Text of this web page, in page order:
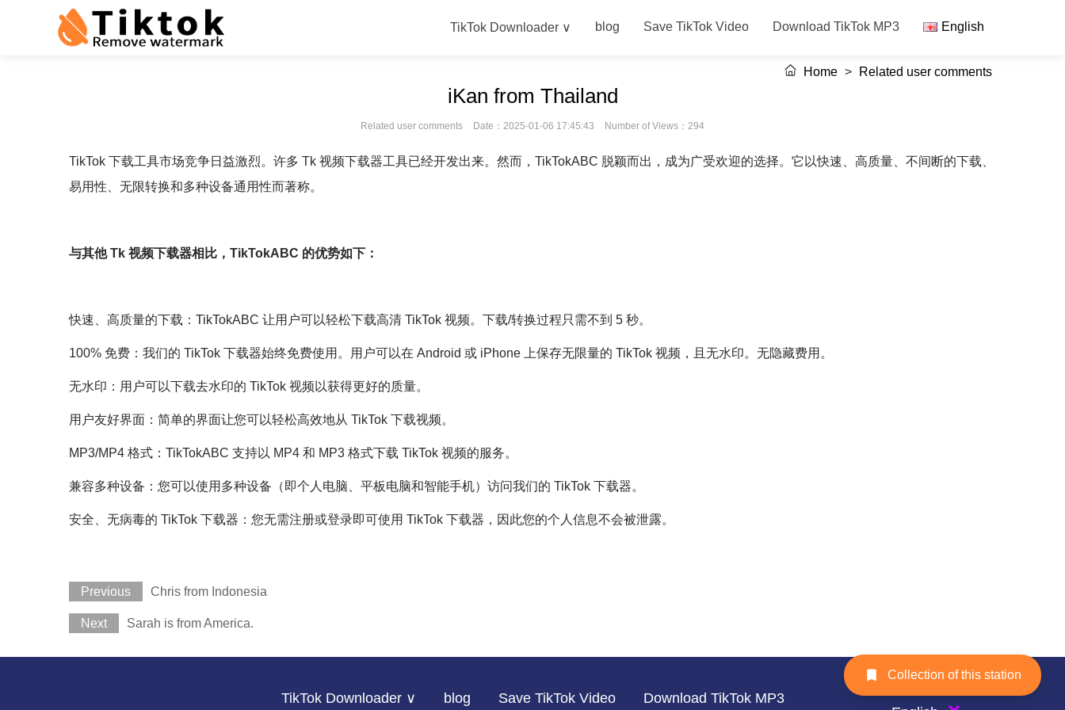
TikTok Downloader ∨ blog Save TikTok Video Download TikTok MP3 English
Home > Related user comments
iKan from Thailand
Related user comments Date：2025-01-06 17:45:43 Number of Views：294
TikTok 下载工具市场竞争日益激烈。许多 Tk 视频下载器工具已经开发出来。然而，TikTokABC 脱颖而出，成为广受欢迎的选择。它以快速、高质量、不间断的下载、
易用性、无限转换和多种设备通用性而著称。
与其他 Tk 视频下载器相比，TikTokABC 的优势如下：
快速、高质量的下载：TikTokABC 让用户可以轻松下载高清 TikTok 视频。下载/转换过程只需不到 5 秒。
100% 免费：我们的 TikTok 下载器始终免费使用。用户可以在 Android 或 iPhone 上保存无限量的 TikTok 视频，且无水印。无隐藏费用。
无水印：用户可以下载去水印的 TikTok 视频以获得更好的质量。
用户友好界面：简单的界面让您可以轻松高效地从 TikTok 下载视频。
MP3/MP4 格式：TikTokABC 支持以 MP4 和 MP3 格式下载 TikTok 视频的服务。
兼容多种设备：您可以使用多种设备（即个人电脑、平板电脑和智能手机）访问我们的 TikTok 下载器。
安全、无病毒的 TikTok 下载器：您无需注册或登录即可使用 TikTok 下载器，因此您的个人信息不会被泄露。
Previous Chris from Indonesia
Next Sarah is from America.
TikTok Downloader ∨ blog Save TikTok Video
Download TikTok MP3
Collection of this station